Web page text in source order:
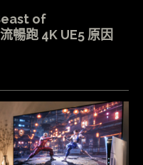
of
跑 4K UE5 原因